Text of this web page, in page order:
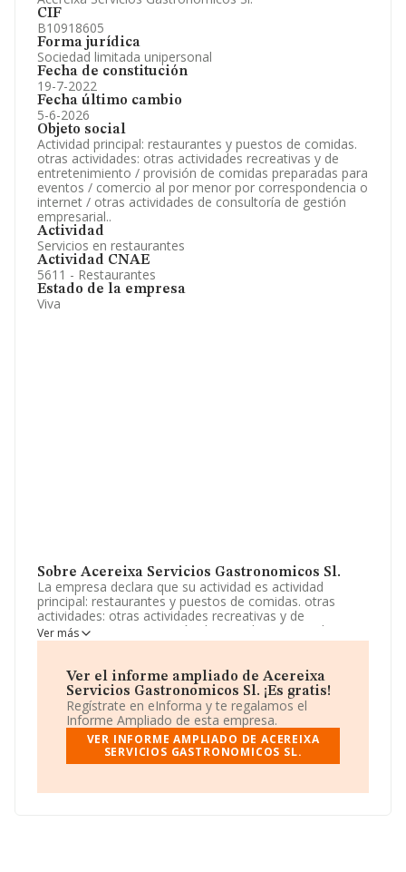
CIF
B10918605
Forma jurídica
Sociedad limitada unipersonal
Fecha de constitución
19-7-2022
Fecha último cambio
5-6-2026
Objeto social
Actividad principal: restaurantes y puestos de comidas.
otras actividades: otras actividades recreativas y de
entretenimiento / provisión de comidas preparadas para
eventos / comercio al por menor por correspondencia o
internet / otras actividades de consultoría de gestión
empresarial..
Actividad
Servicios en restaurantes
Actividad CNAE
5611 - Restaurantes
Estado de la empresa
Viva
Sobre Acereixa Servicios Gastronomicos Sl.
La empresa declara que su actividad es actividad
principal: restaurantes y puestos de comidas. otras
actividades: otras actividades recreativas y de
entretenimiento / provisión de comidas preparadas para
eventos / comercio al por menor por correspondencia o
empresarial. La sociedad está registrada como
Sociedad Limitada. Tiene CNAE: 5611 - '%cnae%'. No
realiza actividad de importación y/o exportación.
Según los datos a disposición de INFORMA, ha tenido
un número de empleados por debajo de la media de
sector.
El correo electrónico esrbg1980@me.com.
Ver más
Ver el informe ampliado de Acereixa
Servicios Gastronomicos Sl. ¡Es gratis!
Regístrate en eInforma y te regalamos el
Informe Ampliado de esta empresa.
VER INFORME AMPLIADO DE ACEREIXA
SERVICIOS GASTRONOMICOS SL.